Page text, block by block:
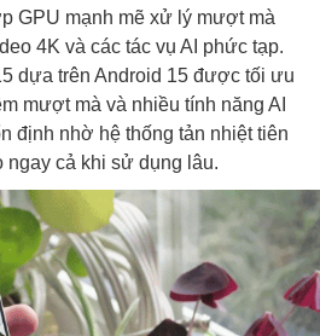
GPU mạnh mẽ xử lý mượt mà
4K và các tác vụ AI phức tạp.
dựa trên Android 15 được tối ưu
mượt mà và nhiều tính năng AI
định nhờ hệ thống tản nhiệt tiên
ngay cả khi sử dụng lâu.